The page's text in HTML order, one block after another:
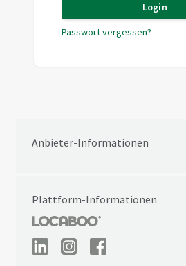
Login
Passwort vergessen?
Anbieter-Informationen
Plattform-Informationen